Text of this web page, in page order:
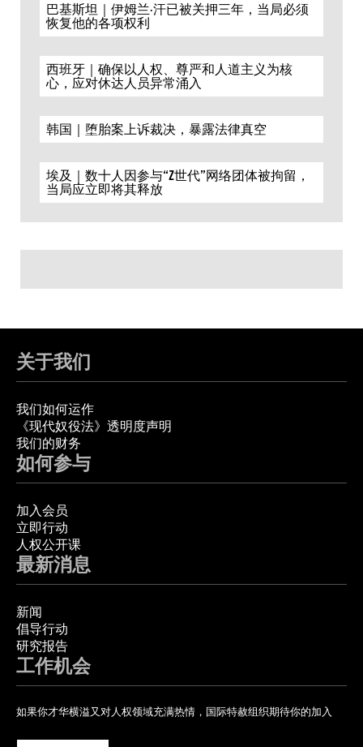
巴基斯坦｜伊姆兰·汗已被关押三年，当局必须
恢复他的各项权利
西班牙｜确保以人权、尊严和人道主义为核
心，应对休达人员异常涌入
韩国｜堕胎案上诉裁决，暴露法律真空
埃及｜数十人因参与“Z世代”网络团体被拘留，
当局应立即将其释放
关于我们
我们如何运作
《现代奴役法》透明度声明
我们的财务
如何参与
加入会员
立即行动
人权公开课
最新消息
新闻
倡导行动
研究报告
工作机会
如果你才华横溢又对人权领域充满热情，国际特赦组织期待你的加入